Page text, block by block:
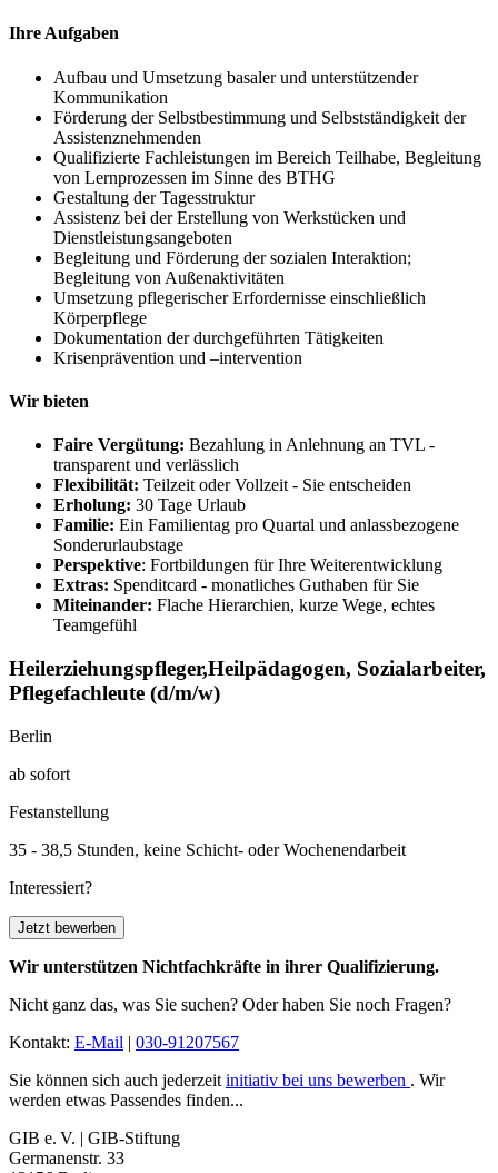
Ihre Aufgaben
Aufbau und Umsetzung basaler und unterstützender
Kommunikation
Förderung der Selbstbestimmung und Selbstständigkeit der
Assistenznehmenden
Qualifizierte Fachleistungen im Bereich Teilhabe, Begleitung
von Lernprozessen im Sinne des BTHG
Gestaltung der Tagesstruktur
Assistenz bei der Erstellung von Werkstücken und
Dienstleistungsangeboten
Begleitung und Förderung der sozialen Interaktion;
Begleitung von Außenaktivitäten
Umsetzung pflegerischer Erfordernisse einschließlich
Körperpflege
Dokumentation der durchgeführten Tätigkeiten
Krisenprävention und –intervention
Wir bieten
Faire Vergütung: Bezahlung in Anlehnung an TVL -
transparent und verlässlich
Flexibilität: Teilzeit oder Vollzeit - Sie entscheiden
Erholung: 30 Tage Urlaub
Familie: Ein Familientag pro Quartal und anlassbezogene
Sonderurlaubstage
Perspektive: Fortbildungen für Ihre Weiterentwicklung
Extras: Spenditcard - monatliches Guthaben für Sie
Miteinander: Flache Hierarchien, kurze Wege, echtes
Teamgefühl
Heilerziehungspfleger,Heilpädagogen, Sozialarbeiter,
Pflegefachleute (d/m/w)
Berlin
ab sofort
Festanstellung
35 - 38,5 Stunden, keine Schicht- oder Wochenendarbeit
Interessiert?
Jetzt bewerben
Wir unterstützen Nichtfachkräfte in ihrer Qualifizierung.
Nicht ganz das, was Sie suchen? Oder haben Sie noch Fragen?
Kontakt: E-Mail | 030-91207567
Sie können sich auch jederzeit initiativ bei uns bewerben . Wir
werden etwas Passendes finden...
GIB e. V. | GIB-Stiftung
Germanenstr. 33